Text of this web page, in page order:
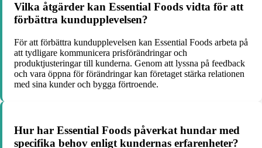
Vilka åtgärder kan Essential Foods vidta för att
förbättra kundupplevelsen?
För att förbättra kundupplevelsen kan Essential Foods arbeta på
att tydligare kommunicera prisförändringar och
produktjusteringar till kunderna. Genom att lyssna på feedback
och vara öppna för förändringar kan företaget stärka relationen
med sina kunder och bygga förtroende.
Hur har Essential Foods påverkat hundar med
specifika behov enligt kundernas erfarenheter?